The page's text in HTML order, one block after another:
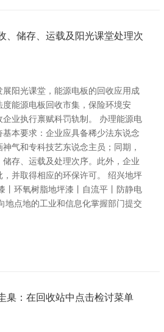
、储存、运载及阳光课堂处理次
阳光课堂，能源电板的回收应用成
能源电板回收市集，保险环境安
业执行禀赋科罚轨制。 办理能源电
本要求：企业应具备稀少法东说念
气和专科技艺东说念主员；同期，
存、运载及处理次序。此外，企业
并取得相应的环保许可。 绍兴地坪
丨环氧树脂地坪漆丨自流平丨防静电
地点地的工业和信息化掌握部门提交
臬：在回收站中点击检讨菜单